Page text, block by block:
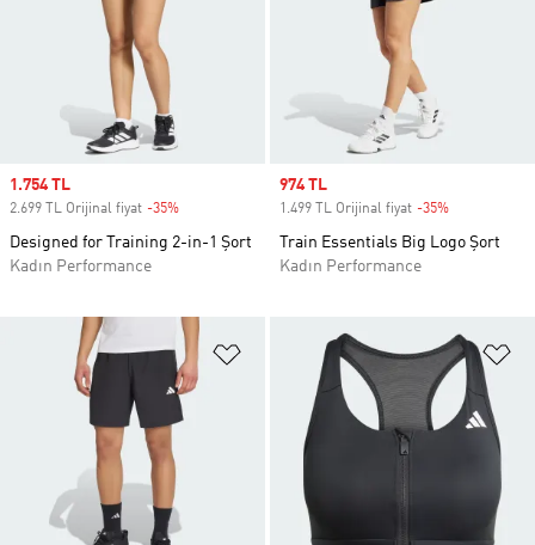
Sale price
1.754 TL
2.699 TL Orijinal fiyat -35%
Designed for Training 2-in-1 Şort
Kadın Performance
Sale price
974 TL
1.499 TL Orijinal fiyat -35%
Train Essentials Big Logo Şort
Kadın Performance
Favori Listesine Ekle